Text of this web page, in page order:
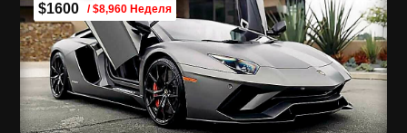
$1600 / $8,960 Неделя